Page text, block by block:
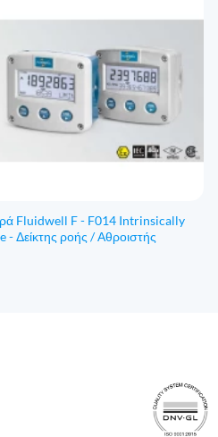
Fluidwell F - F014 Intrinsically
- Δείκτης ροής / Αθροιστής